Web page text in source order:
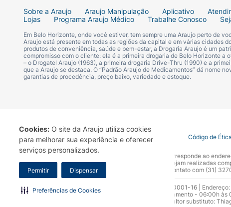
Cookies: O site da Araujo utiliza cookies
para melhorar sua experiência e oferecer
serviços personalizados.
Permitir Dispensar
Preferências de Cookies
Contém Cevada :
Pode Conter
Contém Látex Natural :
Contém
Contém Ovo - Derivados :
Contém
Sobre a Araujo Araujo Manipulação Aplicativo
Lojas
Programa Araujo Médico Trabalhe Conosco
Em Belo Horizonte, onde você estiver, tem sempre uma Araujo perto de
Araujo está presente em todas as regiões da capital e em várias cidades
produtos de conveniência, saúde e bem-estar, a Drogaria Araujo é um
compromisso com o cliente: ela é a primeira drogaria de Belo Horizonte
– o Drogatel Araujo (1963), a primeira drogaria Drive-Thru (1990) e a
que a Araujo se destaca. O “Padrão Araujo de Medicamentos” dá nome
garantias de procedência, preço baixo, variedade e estoque.
Termo de Uso Portal da Privacidade Covid-19 Código de
A Drogaria Araujo S/A informa que o seu site oficial corresponde ao
marca. Para sua segurança recomendamos que não sejam realizadas
Araujo S.A. Em caso de dúvidas, gentileza entrar em contato com (31)
Razão Social: Drogaria Araujo S.A | CNPJ: 17.256.512.0001-16 |
0300.313.1010 e (31) 3270-5000 Horário de funcionamento - 06:00h às
10.965 | Yasmin Silva Alvarenga – CRF 52.584 - Consultor substituto: